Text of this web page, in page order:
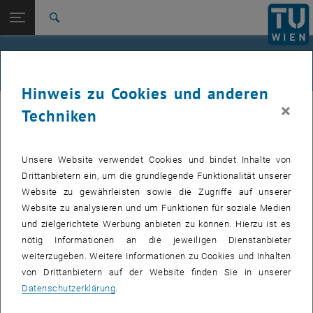
TU Login
Studium
International
Zur 1. Menü Ebene
Alle News
Zurück: Subseiten von TU Wien Startseite auflisten
Zurück zur letzten Ebene:
TU Wien Startseite
11. Oktober 2007
Photons
Wie das Journal NATURE in seiner Ausgabe vom 11. Oktober
2007 (Band 449 Nr. 7163) berichtet, ist es ForscherInnen
der Technischen Universität (TU) Wien erstmalig gelungen,
den zeitlichen Verlauf der stimulierten Emission in einem
Laser zu beobachten.
Hinweis zu Cookies und anderen
Techniken
×
Unsere Website verwendet Cookies und bindet Inhalte von
Drittanbietern ein, um die grundlegende Funktionalität unserer
Website zu gewährleisten sowie die Zugriffe auf unserer
Website zu analysieren und um Funktionen für soziale Medien
und zielgerichtete Werbung anbieten zu können. Hierzu ist es
nötig Informationen an die jeweiligen Dienstanbieter
weiterzugeben. Weitere Informationen zu Cookies und Inhalten
von Drittanbietern auf der Website finden Sie in unserer
Datenschutzerklärung.